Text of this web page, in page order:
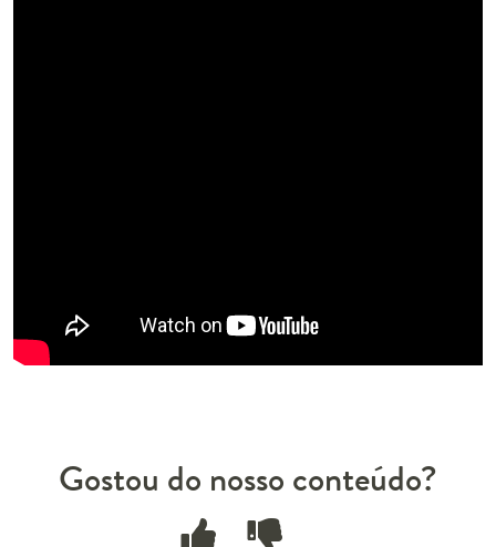
Gostou do nosso conteúdo?